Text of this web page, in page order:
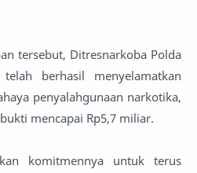
tersebut, Ditresnarkoba Polda
berhasil menyelamatkan
penyalahgunaan narkotika,
mencapai Rp5,7 miliar.
komitmennya untuk terus